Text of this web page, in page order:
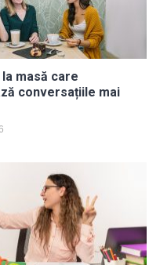
masă care
conversațiile mai